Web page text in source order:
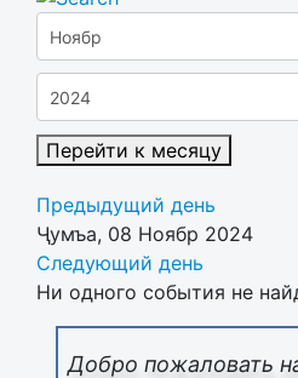
Добро пожаловать
Перейти к месяцу
Предыдущий день
Ҷумъа, 08 Ноябр 2024
Следующий день
Ни одного события не